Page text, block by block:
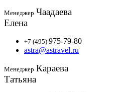
Менеджер Чаадаева
Елена
+7 (495) 975-79-80
astra@astravel.ru
Менеджер Караева
Татьяна